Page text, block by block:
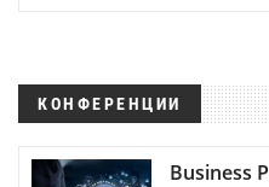
КОНФЕРЕНЦИИ
Business